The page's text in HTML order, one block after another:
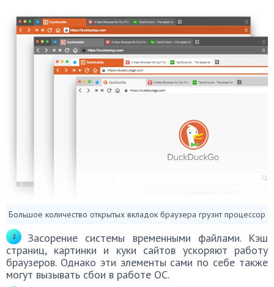
Большое количество открытых вкладок браузера грузит процессор
Засорение системы временными файлами. Кэш
страниц, картинки и куки сайтов ускоряют работу
браузеров. Однако эти элементы сами по себе также
могут вызывать сбои в работе ОС.